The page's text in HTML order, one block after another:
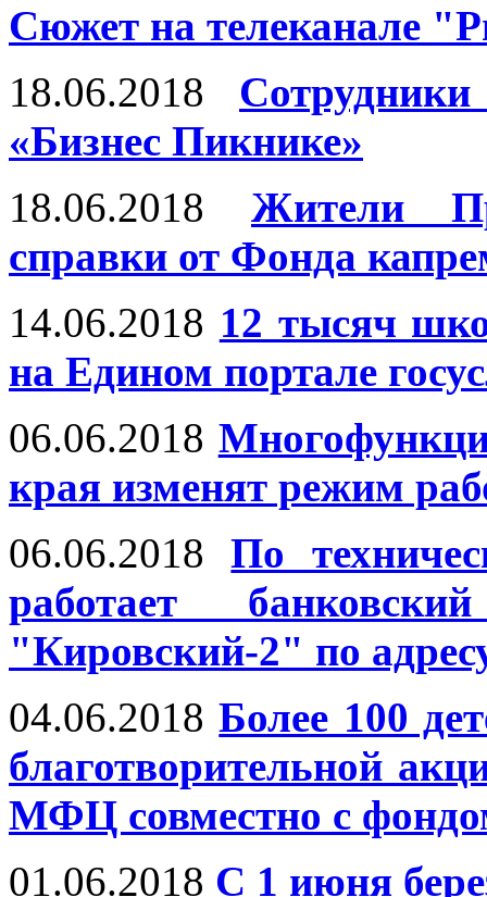
Сюжет на телеканале
18.06.2018
«Бизнес Пикнике»
18.06.2018
Жители
справки от Фонда
14.06.2018 12 тысяч
на Едином портале
06.06.2018
края изменят режим
06.06.2018
По
работает
"Кировский-2" по
04.06.2018 Более 100
благотворительной
МФЦ совместно с
01.06.2018 С 1 июня